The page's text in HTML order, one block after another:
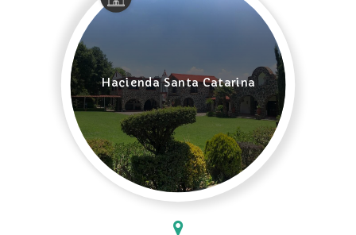
Hacienda Santa Catarina